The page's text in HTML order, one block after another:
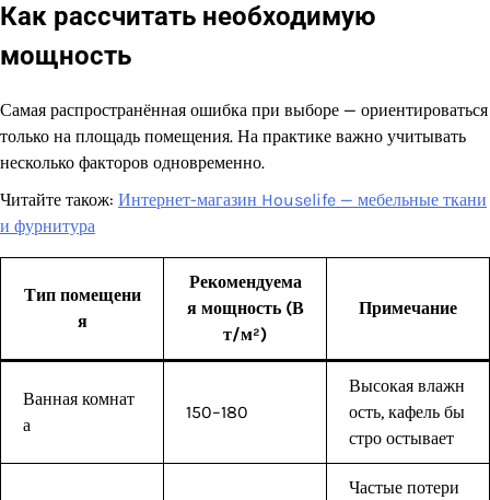
Как рассчитать необходимую
мощность
Самая распространённая ошибка при выборе — ориентироваться
только на площадь помещения. На практике важно учитывать
несколько факторов одновременно.
Читайте також: Интернет-магазин Houselife — мебельные ткани
и фурнитура
Тип помещени
я
Рекомендуема
я мощность (В
т/м²)
Примечание
Ванная комнат
а
150–180
Высокая влажн
ость, кафель бы
стро остывает
Частые потери